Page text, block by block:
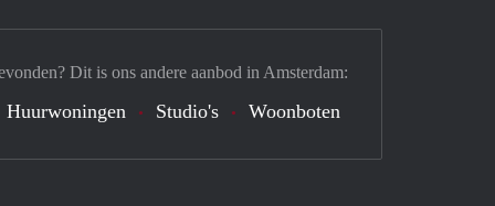
Dit is ons andere aanbod in Amsterdam:
Huurwoningen Studio's Woonboten